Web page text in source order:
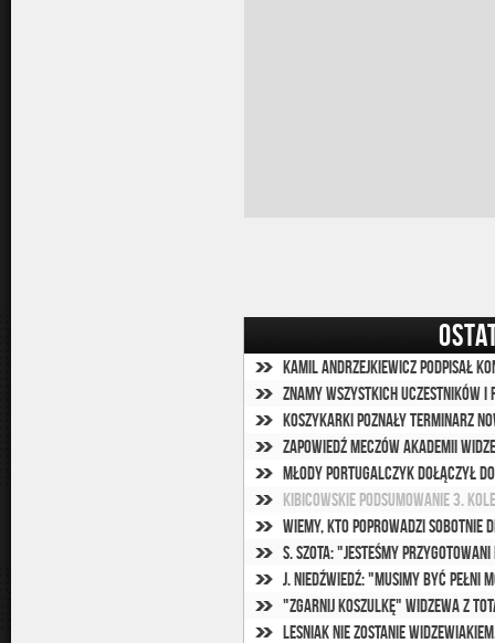
Kamil Andrzejkiewicz podpisał
Znamy wszystkich uczestników I
Koszykarki poznały terminarz
Zapowiedź meczów Akademii
Młody Portugalczyk dołączył
Kibicowskie podsumowanie 3.
Wiemy, kto poprowadzi sobotnie
S. Szota: "Jesteśmy
J. Niedźwiedź: "Musimy być
"Zgarnij koszulkę" Widzewa z
Lesniak nie zostanie